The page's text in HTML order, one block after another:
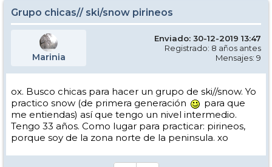
Grupo chicas// ski/snow pirineos
Marinia
Enviado: 30-12-2019 13:47
Registrado: 8 años antes
Mensajes: 9
ox. Busco chicas para hacer un grupo de ski//snow. Yo
practico snow (de primera generación
para que
me entiendas) así que tengo un nivel intermedio.
Tengo 33 años. Como lugar para practicar: pirineos,
porque soy de la zona norte de la peninsula. xo